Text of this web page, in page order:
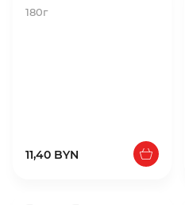
180г
11,40 BYN